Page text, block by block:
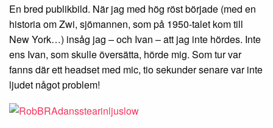
En bred publikbild. När jag med hög röst började (med en
historia om Zwi, sjömannen, som på 1950-talet kom till
New York…) insåg jag – och Ivan – att jag inte hördes. Inte
ens Ivan, som skulle översätta, hörde mig. Som tur var
fanns där ett headset med mic, tio sekunder senare var inte
ljudet något problem!